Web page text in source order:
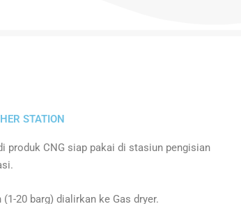
STATION
produk CNG siap pakai di stasiun pengisian
20 barg) dialirkan ke Gas dryer.